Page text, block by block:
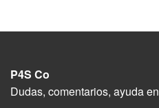
P4S Co
Dudas, comentarios, ayuda en